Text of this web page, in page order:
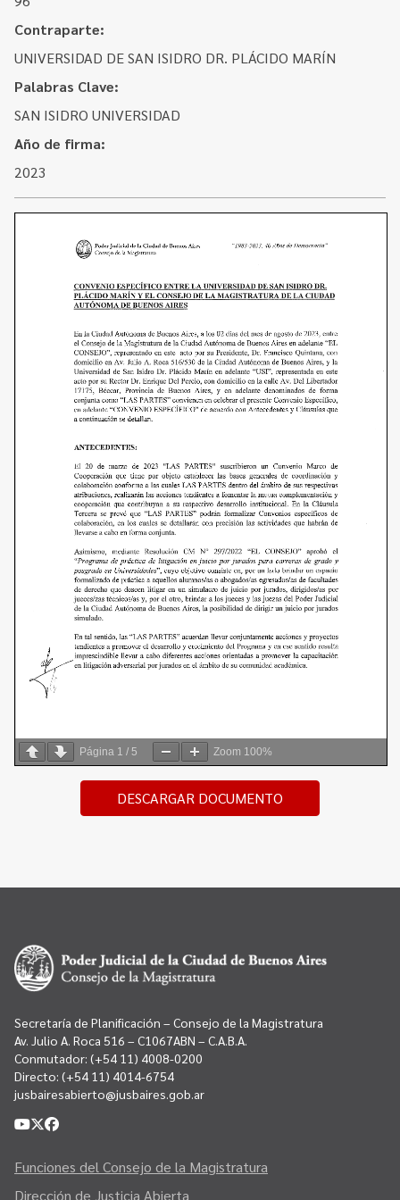
Convenios
Acceso a la información Pública
Pedido de Acceso a la Información online
Recursos y Acceso a la Justicia
Repositorio de Datos Abiertos
Programa Educación en Derechos Humanos
Cuento con Derechos
Transparencia
Contacto
Contraparte:
UNIVERSIDAD DE SAN ISIDRO DR. PLÁCIDO MARÍN
Palabras Clave:
SAN ISIDRO UNIVERSIDAD
Año de firma:
2023
Página 1 / 5 Zoom 100%
DESCARGAR DOCUMENTO
Secretaría de Planificación – Consejo de la Magistratura
Av. Julio A. Roca 516 – C1067ABN – C.A.B.A.
Conmutador: (+54 11) 4008-0200
Directo: (+54 11) 4014-6754
jusbairesabierto@jusbaires.gob.ar
Funciones del Consejo de la Magistratura
Dirección de Justicia Abierta